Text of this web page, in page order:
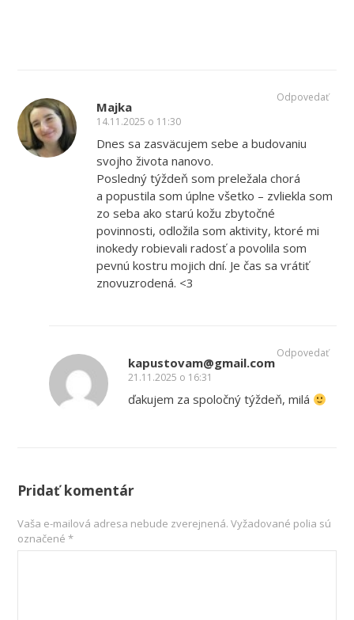
Majka
14.11.2025 o 11:30
Dnes sa zasväcujem sebe a budovaniu
svojho života nanovo.
Posledný týždeň som preležala chorá
a popustila som úplne všetko – zvliekla som
zo seba ako starú kožu zbytočné
povinnosti, odložila som aktivity, ktoré mi
inokedy robievali radosť a povolila som
pevnú kostru mojich dní. Je čas sa vrátiť
znovuzrodená. <3
Odpovedať
kapustovam@gmail.com
21.11.2025 o 16:31
ďakujem za spoločný týždeň, milá
Odpovedať
Pridať komentár
Vaša e-mailová adresa nebude zverejnená. Vyžadované polia sú
označené*